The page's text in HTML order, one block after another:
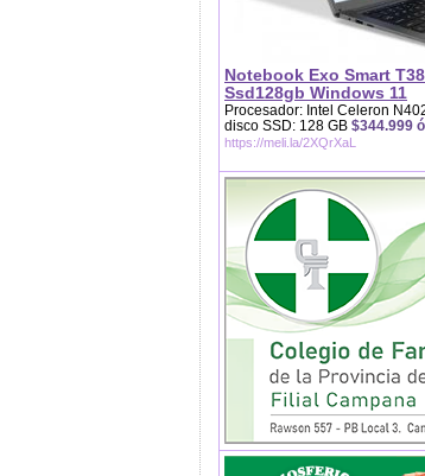
Notebook Exo Smart
Ssd128gb Windows 11
Procesador: Intel Celeron
disco SSD: 128 GB $344.999
https://meli.la/2XQrXaL